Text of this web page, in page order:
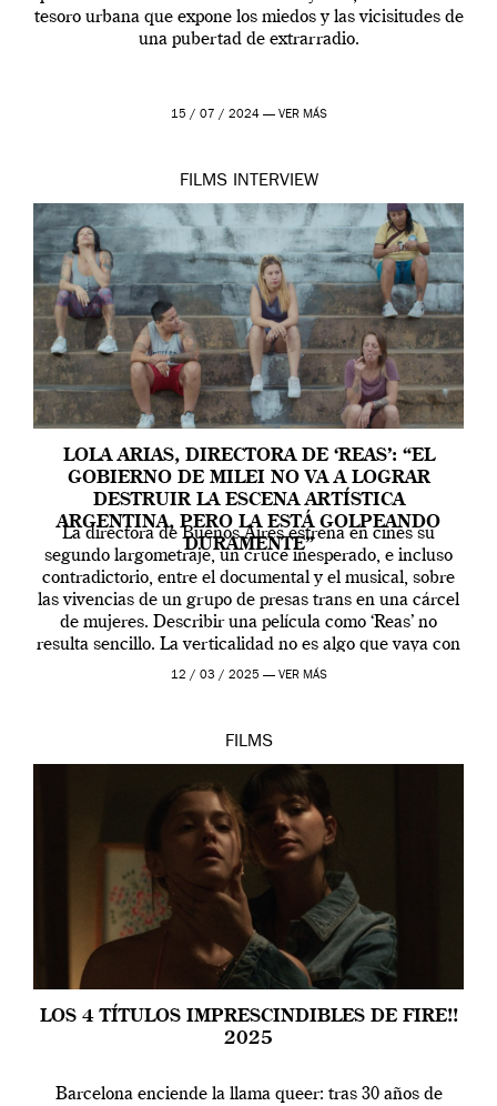
tesoro urbana que expone los miedos y las vicisitudes de
una pubertad de extrarradio.
15 / 07 / 2024 — VER MÁS
FILMS INTERVIEW
LOLA ARIAS, DIRECTORA DE ‘REAS’: “EL
GOBIERNO DE MILEI NO VA A LOGRAR
DESTRUIR LA ESCENA ARTÍSTICA
ARGENTINA, PERO LA ESTÁ GOLPEANDO
DURAMENTE”
La directora de Buenos Aires estrena en cines su
segundo largometraje, un cruce inesperado, e incluso
contradictorio, entre el documental y el musical, sobre
las vivencias de un grupo de presas trans en una cárcel
de mujeres. Describir una película como ‘Reas’ no
resulta sencillo. La verticalidad no es algo que vaya con
la artista, […]
12 / 03 / 2025 — VER MÁS
FILMS
LOS 4 TÍTULOS IMPRESCINDIBLES DE FIRE!!
2025
Barcelona enciende la llama queer: tras 30 años de